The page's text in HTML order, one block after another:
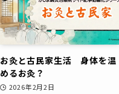
お灸と古民家生活 身体を温
めるお灸？
2026年2月2日